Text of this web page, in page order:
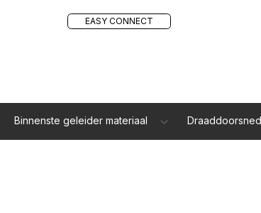
EASY CONNECT
Binnenste geleider materiaal